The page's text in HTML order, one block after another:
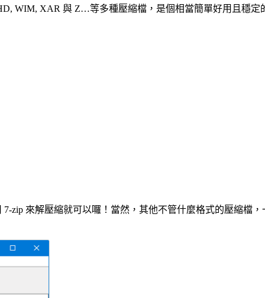
WIM, XAR 與 Z…等多種壓縮檔，是個相當簡單好用且穩
zip 來解壓縮就可以囉！當然，其他不管什麼格式的壓縮檔